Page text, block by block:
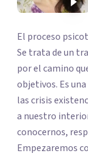
El proceso
Se trata de un
por el camino
objetivos. Es
las crisis
a nuestro
conocernos,
Empezaremos